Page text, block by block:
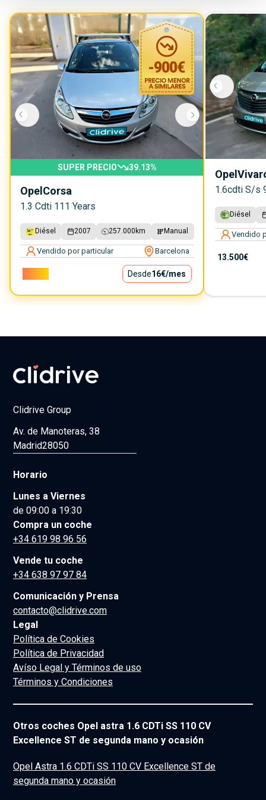
-900€
SUPER PRECIO 39.13%
OpelCorsa
1.3 Cdti 111 Years
Diésel 2007 257.000 km Manual
Vendido por particular Barcelona
Desde16€/mes
Opel
1.6cdti S/s
Diésel
Vendido
13.500€
Clidrive Group
Av. de Manoteras, 38
Madrid28050
Horario
Lunes a Viernes
de 09:00 a 19:30
Compra un coche
+34 619 98 96 56
Vende tu coche
+34 638 97 97 84
Comunicación y Prensa
contacto@clidrive.com
Legal
Política de Cookies
Política de Privacidad
Avíso Legal y Términos de uso
Términos y Condiciones
Otros coches Opel astra 1.6 CDTi SS 110 CV
Excellence ST de segunda mano y ocasión
Opel Astra 1.6 CDTi SS 110 CV Excellence ST de
segunda mano y ocasión